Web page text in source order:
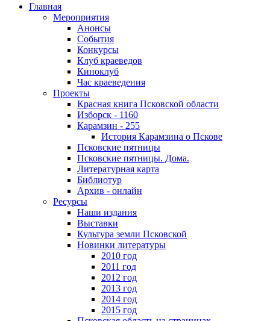
Главная
Мероприятия
Анонсы
События
Конкурсы
Клуб краеведов
Киноклуб
Час краеведения
Проекты
Красная книга Псковской области
Изборск - 1160
Карамзин - 255
История Карамзина о Пскове
Псковские пятницы
Псковские пятницы. Дома.
Литературная карта
Библиотур
Архив - онлайн
Ресурсы
Наши издания
Выставки
Культура земли Псковской
Новинки литературы
2010 год
2011 год
2012 год
2013 год
2014 год
2015 год